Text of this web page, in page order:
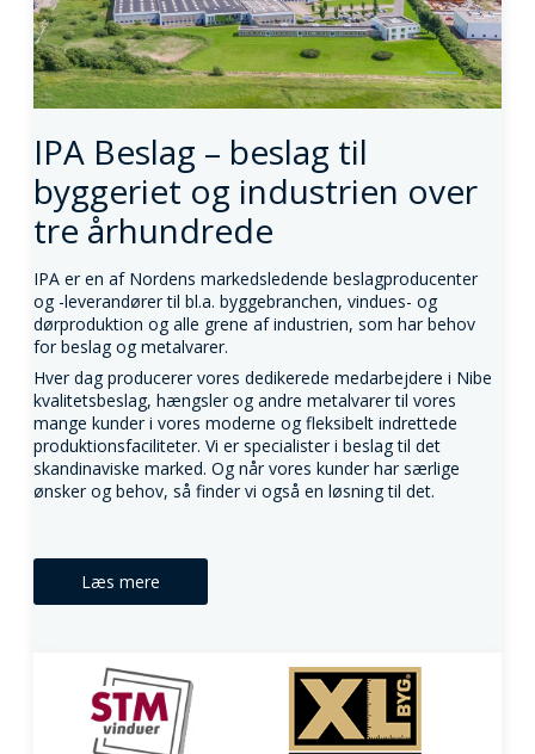
IPA Beslag – beslag til
byggeriet og industrien over
tre århundrede
IPA er en af Nordens markedsledende beslagproducenter
og -leverandører til bl.a. byggebranchen, vindues- og
dørproduktion og alle grene af industrien, som har behov
for beslag og metalvarer.
Hver dag producerer vores dedikerede medarbejdere i Nibe
kvalitetsbeslag, hængsler og andre metalvarer til vores
mange kunder i vores moderne og fleksibelt indrettede
produktionsfaciliteter. Vi er specialister i beslag til det
skandinaviske marked. Og når vores kunder har særlige
ønsker og behov, så finder vi også en løsning til det.
Læs mere